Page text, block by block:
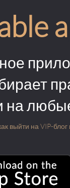
на
выйти на VIP-